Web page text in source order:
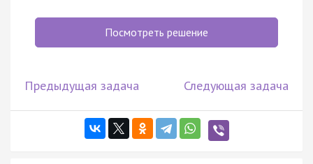
Посмотреть решение
Предыдущая задача Следующая задача